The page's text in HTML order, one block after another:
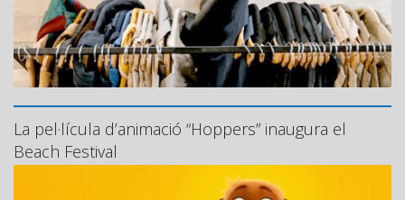
La pel·lícula d’animació “Hoppers” inaugura el
Beach Festival